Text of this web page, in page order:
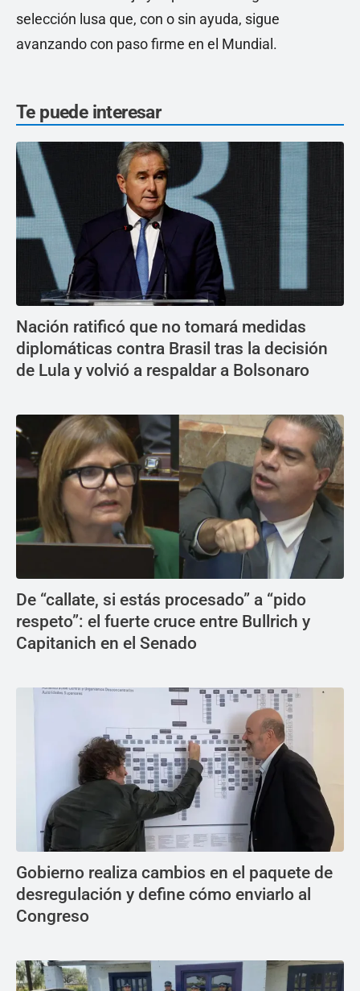
selección lusa que, con o sin ayuda, sigue
avanzando con paso firme en el Mundial.
Te puede interesar
Nación ratificó que no tomará medidas
diplomáticas contra Brasil tras la decisión
de Lula y volvió a respaldar a Bolsonaro
De “callate, si estás procesado” a “pido
respeto”: el fuerte cruce entre Bullrich y
Capitanich en el Senado
Gobierno realiza cambios en el paquete de
desregulación y define cómo enviarlo al
Congreso